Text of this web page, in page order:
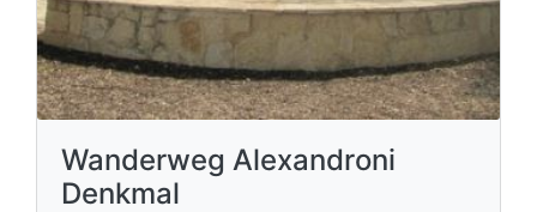
Wanderweg Alexandroni
Denkmal